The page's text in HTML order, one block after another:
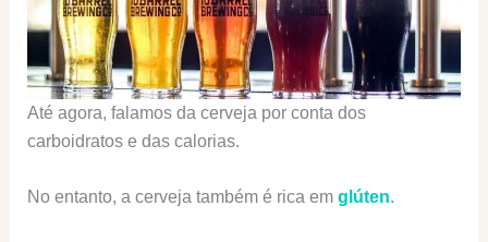
Até agora, falamos da cerveja por conta dos
carboidratos e das calorias.
No entanto, a cerveja também é rica em glúten.